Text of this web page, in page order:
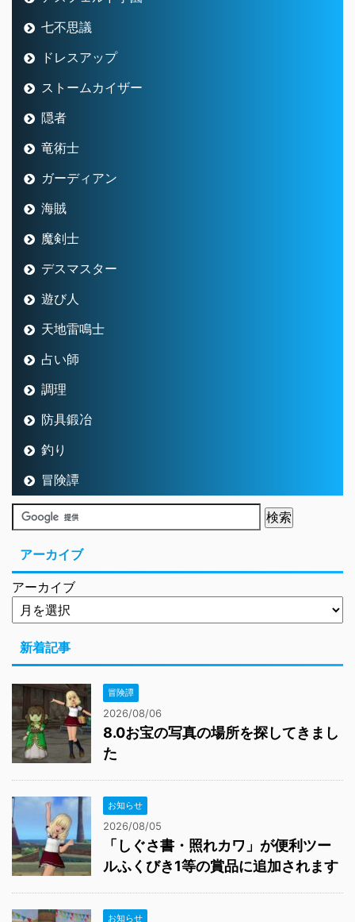
七不思議
ドレスアップ
ストームカイザー
隠者
竜術士
ガーディアン
海賊
魔剣士
デスマスター
遊び人
天地雷鳴士
占い師
調理
防具鍛冶
釣り
冒険譚
アーカイブ
アーカイブ
新着記事
冒険譚
2026/08/06
8.0お宝の写真の場所を探してきまし
た
お知らせ
2026/08/05
「しぐさ書・照れカワ」が便利ツー
ルふくびき1等の賞品に追加されます
お知らせ